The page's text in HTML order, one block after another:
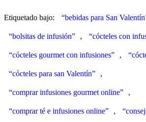
Etiquetado bajo: “bebidas para San
“bolsitas de infusión” , “cócteles con
“cócteles gourmet con infusiones” ,
“cócteles para san Valentín” ,
“comprar infusiones gourmet online” ,
“comprar té e infusiones online” ,